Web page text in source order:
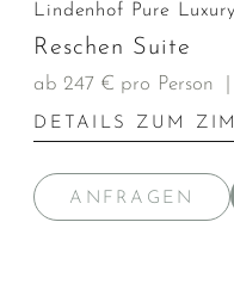
Lindenhof Pure
Reschen Suite
ab 247 € pro Person
DETAILS ZUM
ANFRAGEN